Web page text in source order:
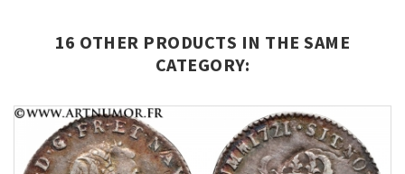
16 OTHER PRODUCTS IN THE SAME
CATEGORY: